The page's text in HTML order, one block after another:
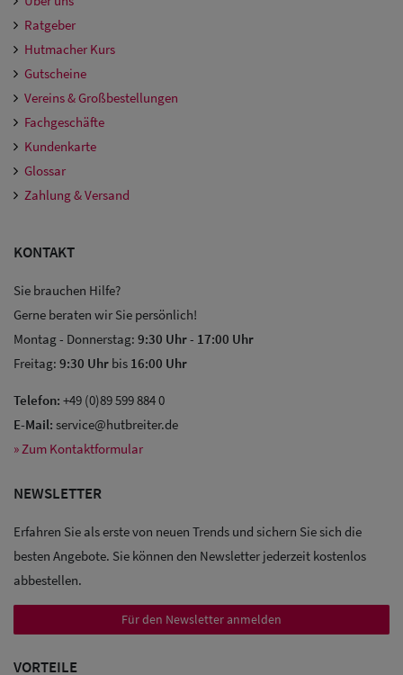
Sale: Caps
Sale:
Caps
Sale: Army
Sale:
Trucker
Caps
Ratgeber
Hutmacher Kurs
Gutscheine
Vereins & Großbestellungen
Fachgeschäfte
Kundenkarte
Glossar
Zahlung & Versand
KONTAKT
Sie brauchen Hilfe?
Gerne beraten wir Sie persönlich!
Montag - Donnerstag: 9:30 Uhr- 17:00 Uhr
Freitag: 9:30 Uhr bis 16:00 Uhr
Telefon: +49 (0)89 599 884 0
E-Mail: service@hutbreiter.de
» Zum Kontaktformular
NEWSLETTER
Erfahren Sie als erste von neuen Trends und sichern Sie sich die
besten Angebote. Sie können den Newsletter jederzeit kostenlos
abbestellen.
Für den Newsletter anmelden
VORTEILE